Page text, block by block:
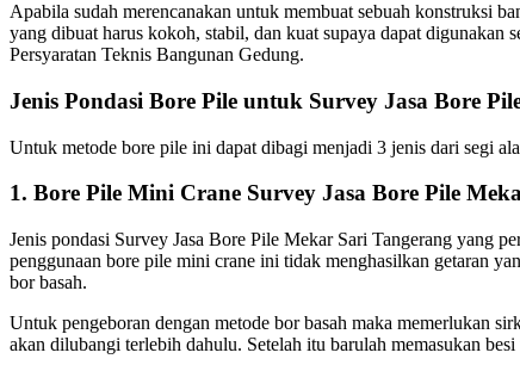
Apabila sudah merencanakan untuk membuat sebuah konstruksi
yang dibuat harus kokoh, stabil, dan kuat supaya dapat digunakan
Persyaratan Teknis Bangunan Gedung.
Jenis Pondasi Bore Pile untuk Survey Jasa Bore
Untuk metode bore pile ini dapat dibagi menjadi 3 jenis dari segi
1. Bore Pile Mini Crane Survey Jasa Bore Pile
Jenis pondasi Survey Jasa Bore Pile Mekar Sari Tangerang yang
penggunaan bore pile mini crane ini tidak menghasilkan getaran
bor basah.
Untuk pengeboran dengan metode bor basah maka memerlukan
akan dilubangi terlebih dahulu. Setelah itu barulah memasukan